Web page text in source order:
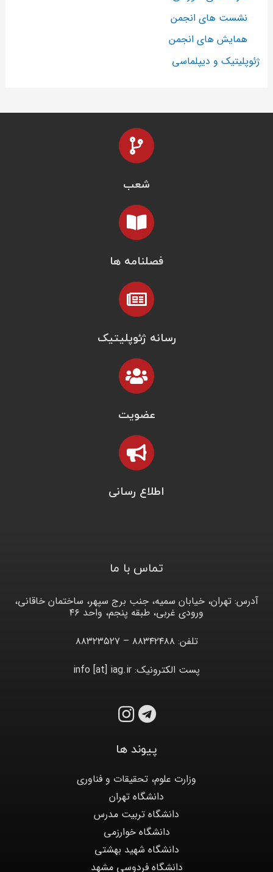
نشست های انجمن
همایش های انجمن
ژئوپلیتیک و دیپلماسی
شعب
فصلنامه ها
رسانه ژئوپلیتیک
عضویت
اطلاع رسانی
تماس با ما
آدرس: تهران، خیابان سمیه، جنب برج سپهر، ساختمان خاقانی،
ورودی غربی، طبقه پنجم، واحد ۴۶
تلفن: ۸۸۳۴۲۴۸۸ – ۸۸۳۲۳۵۲۷
پست الکترونیک: info [at] iag.ir
پیوند ها
وزارت علوم، تحقیقات و فناوری
دانشگاه تهران
دانشگاه تربیت مدرس
دانشگاه خوارزمی
دانشگاه شهید بهشتی
دانشگاه فردوسی مشهد